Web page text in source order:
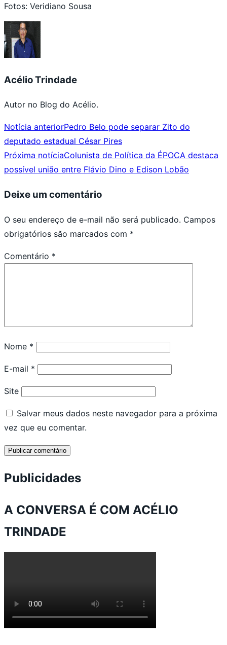
Fotos: Veridiano Sousa
Acélio Trindade
Autor no Blog do Acélio.
Notícia anteriorPedro Belo pode separar Zito do
deputado estadual César Pires
Próxima notíciaColunista de Política da ÉPOCA destaca
possível união entre Flávio Dino e Edison Lobão
Deixe um comentário
O seu endereço de e-mail não será publicado. Campos
obrigatórios são marcados com *
Comentário *
Nome *
E-mail *
Site
Salvar meus dados neste navegador para a próxima
vez que eu comentar.
Publicidades
A CONVERSA É COM ACÉLIO
TRINDADE